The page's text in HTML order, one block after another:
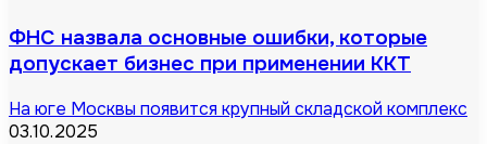
ФНС назвала основные ошибки, которые
допускает бизнес при применении ККТ
На юге Москвы появится крупный складской комплекс
03.10.2025